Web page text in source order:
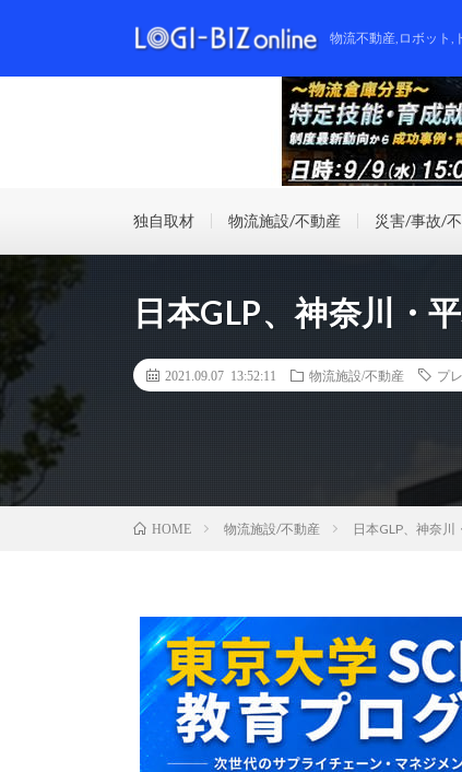
物流不動産,ロボット,
独自取材 物流施設/不動産 災害/事故/
日本GLP、神奈川・
2021.09.07 13:52:11 物流施設/不動産 プ
HOME 物流施設/不動産 日本GLP、神奈